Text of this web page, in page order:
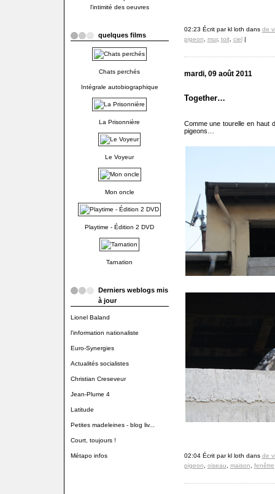
l'intimité des oeuvres
quelques films
Chats perchés
Intégrale autobiographique
La Prisonnière
Le Voyeur
Mon oncle
Playtime - Édition 2 DVD
Tarnation
Derniers weblogs mis
à jour
Lionel Baland
l'information nationaliste
Euro-Synergies
Actualités socialistes
Christian Creseveur
Jean-Plume 4
Latitude
Petites madeleines - blog liv...
Court, toujours !
Métapo infos
02:23 Écrit par kl loth dans de
pigeon
mur, toit, ciel|
mardi, 09 août 2011
Together…
Comme une tourelle en
pigeons…
02:04 Écrit par kl loth dans de
pigeon
oiseau maison fenêtre